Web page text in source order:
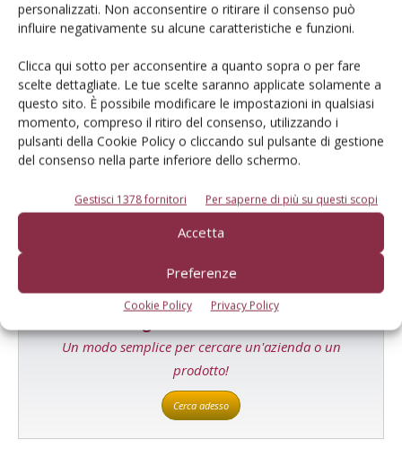
personalizzati. Non acconsentire o ritirare il consenso può
influire negativamente su alcune caratteristiche e funzioni.
Clicca qui sotto per acconsentire a quanto sopra o per fare
scelte dettagliate. Le tue scelte saranno applicate solamente a
questo sito. È possibile modificare le impostazioni in qualsiasi
momento, compreso il ritiro del consenso, utilizzando i
pulsanti della Cookie Policy o cliccando sul pulsante di gestione
del consenso nella parte inferiore dello schermo.
Gestisci 1378 fornitori Per saperne di più su questi scopi
Accetta
Preferenze
Cookie Policy Privacy Policy
E-magazine
Tecniche, prodotti e servizi dalle aziende
Un modo semplice per cercare un'azienda o un
prodotto!
Cerca adesso